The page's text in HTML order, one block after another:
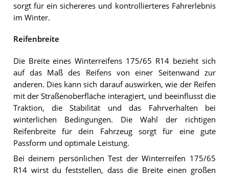
sorgt für ein sichereres und kontrollierteres Fahrerlebnis
im Winter.
Reifenbreite
Die Breite eines Winterreifens 175/65 R14 bezieht sich
auf das Maß des Reifens von einer Seitenwand zur
anderen. Dies kann sich darauf auswirken, wie der Reifen
mit der Straßenoberfläche interagiert, und beeinflusst die
Traktion, die Stabilität und das Fahrverhalten bei
winterlichen Bedingungen. Die Wahl der richtigen
Reifenbreite für dein Fahrzeug sorgt für eine gute
Passform und optimale Leistung.
Bei deinem persönlichen Test der Winterreifen 175/65
R14 wirst du feststellen, dass die Breite einen großen